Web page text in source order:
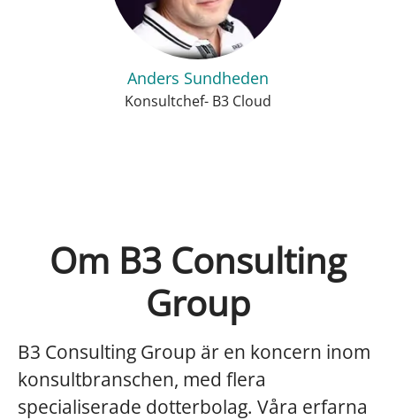
Anders Sundheden
Konsultchef- B3 Cloud
Om B3 Consulting
Group
B3 Consulting Group är en koncern inom
konsultbranschen, med flera
specialiserade dotterbolag. Våra erfarna